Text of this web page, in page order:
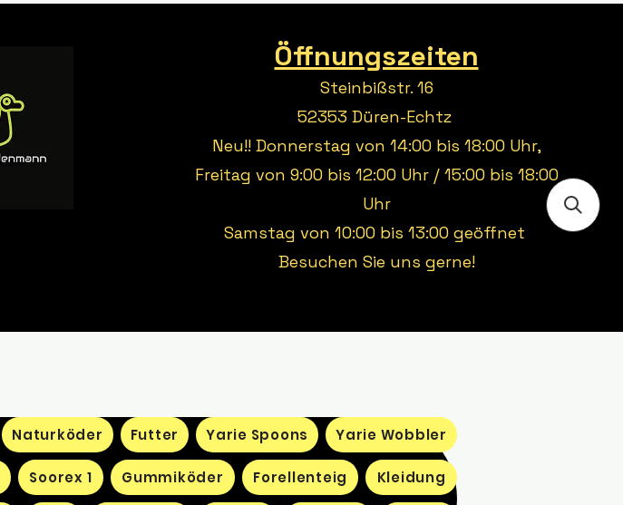
Öffnungszeiten
Steinbißstr. 16
52353 Düren-Echtz
Neu!! Donnerstag von 14:00 bis 18:00 Uhr,
Freitag von 9:00 bis 12:00 Uhr / 15:00 bis 18:00
Uhr
Samstag von 10:00 bis 13:00 geöffnet
Besuchen Sie uns gerne!
Naturköder Futter Yarie Spoons Yarie Wobbler
Soorex 1 Gummiköder Forellenteig Kleidung